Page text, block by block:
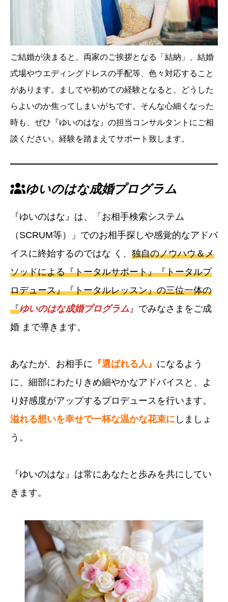
ご結婚が決まると、両家のご挨拶となる「結納」、結婚
式場やウエディングドレスの手配等、色々対応すること
があります。ましてや初めての経験となると、どうした
らよいのか焦ってしまいがちです。そんな心細くなった
時も、ぜひ『ゆいのはな』の担当コンサルタントにご相
談ください。経験を踏まえてサポート致します。
ゆいのはな成婚プログラム
『ゆいのはな』は、「お相手検索システム
（SCRUM等）」でのお相手探しや感覚的なアドバ
イスに終始するのではな く、 独自のノウハウ＆メ
ソッドによる『トータルサポート』『トータルプ
ロデュース』『トータルレッスン』の三位一体の
『ゆいのはな成婚プログラム』でみなさまをご成
婚 まで導きます。
あなたが、お相手に 『選ばれる人』 になるよう
に、細部にわたりきめ細やかなアドバイスと、よ
り好感度がアップするプロデュースを行います。
溢れる想いを幸せで一杯な温かな花束に しましょ
う。
『ゆいのはな』は常にあなたと歩みを共にしてい
きます。